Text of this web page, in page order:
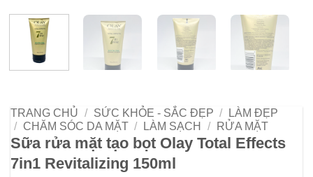
TRANG CHỦ / SỨC KHỎE - SẮC ĐẸP /
LÀM ĐẸP
/
CHĂM SÓC DA MẶT / LÀM SẠCH / RỬA MẶT
Sữa rửa mặt tạo bọt Olay Total Effects
7in1 Revitalizing 150ml